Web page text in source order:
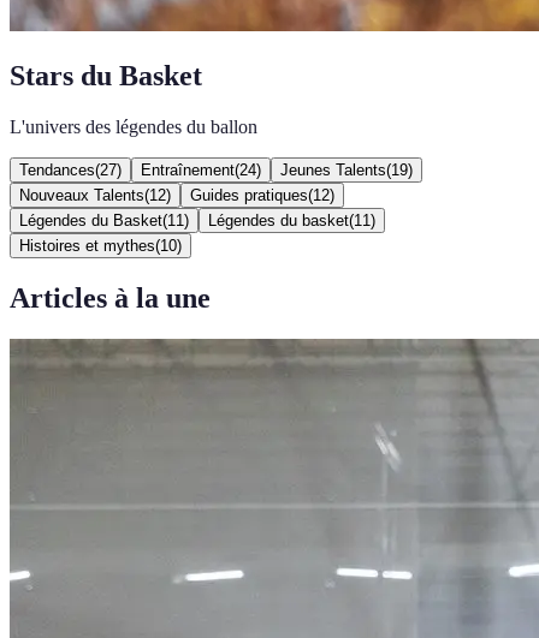
Stars du Basket
L'univers des légendes du ballon
Tendances(27) Entraînement(24) Jeunes Talents(19)
Nouveaux Talents(12) Guides pratiques(12)
Légendes du Basket(11 ) Légendes du basket(11 )
Histoires et mythes(10)
Articles à la une